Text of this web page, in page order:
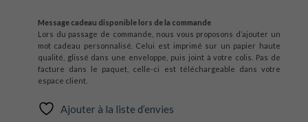
Message cadeau disponible lors de la commande
Lors du passage de commande, nous vous proposons d’ajouter un
mot cadeau personnalisé. Celui est imprimé sur un papier haute
qualité, glissé dans une enveloppe, puis joint à votre colis. Pas de
facture dans le paquet, celle-ci est téléchargeable dans votre
espace client.
Ajouter à la liste d’envies